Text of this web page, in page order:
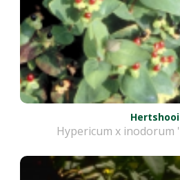
Hertshooi
Hypericum x inodorum